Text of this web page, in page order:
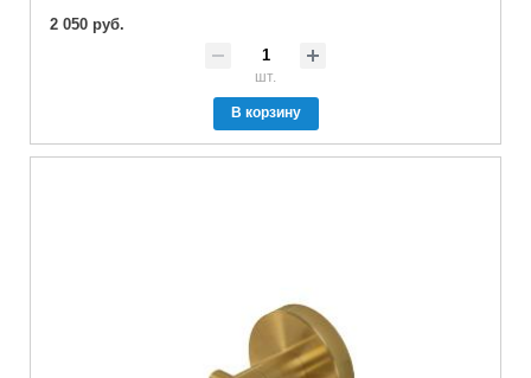
2 050 руб.
шт.
В корзину